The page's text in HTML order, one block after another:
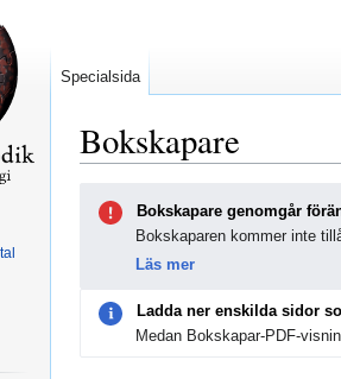
Bokskapare
navigering
Bokskapare genomgår
Bokskaparen kommer inte
Läs mer
Ladda ner enskilda sidor
Medan Bokskapar-PDF-
Specialsida